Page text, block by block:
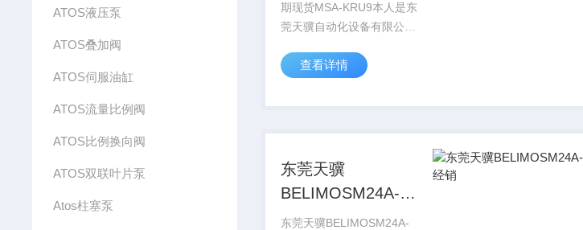
ATOS液压泵
ATOS叠加阀
ATOS伺服油缸
ATOS流量比例阀
ATOS比例换向阀
ATOS双联叶片泵
Atos柱塞泵
期现货MSA-KRU9本人是东
莞天骥自动化设备有限公司
忙，也会竭诚耐心为您服
将报价投入您！
查看详情
东莞天骥
BELIMOSM24A-
SR专业经销
东莞天骥BELIMOSM24A-